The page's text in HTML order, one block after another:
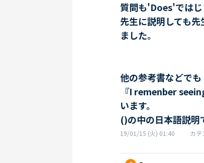
質問も'Does'ではじ
先生に説明しても
ました。
他の参考書などでも
『I remenber
います。
()の中の日本語説明
19/01/15 (火) 01:40 カテ